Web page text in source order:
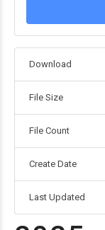
Download
File Size
File Count
Create Date
Last Updated